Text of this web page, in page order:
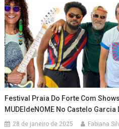
Festival Praia Do Forte Com
MUDEIdeNOME No Castelo Garcia
28 de janeiro de 2025 Fabiana